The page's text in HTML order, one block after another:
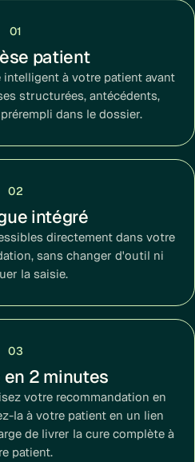
01
patient
à votre patient avant
structurées, antécédents,
dans le dossier.
02
intégré
directement dans votre
sans changer d'outil ni
la saisie.
03
2 minutes
votre recommandation en
la à votre patient en un lien
de livrer la cure complète à
patient.